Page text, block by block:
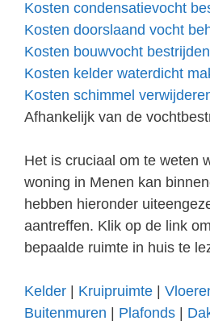
Kosten condensatievocht
Kosten doorslaand vocht
Kosten bouwvocht bestrijden
Kosten kelder waterdicht
Kosten schimmel
Afhankelijk van de
Het is cruciaal om te weten
woning in Menen kan
hebben hieronder
aantreffen. Klik op de link
bepaalde ruimte in huis te
Kelder Kruipruimte
Buitenmuren
Plafonds